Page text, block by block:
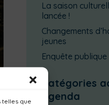
telles que
La saison
lancée !
Changements
jeunes
Enquête publique
Catégories
agenda